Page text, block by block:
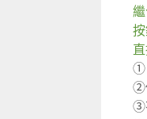
①
②
③